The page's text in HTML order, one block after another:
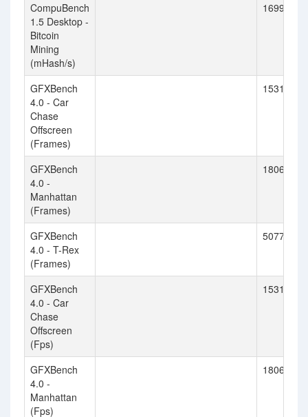
CompuBench
1.5 Desktop -
Bitcoin
Mining
(mHash/s)
1699.337
GFXBench
4.0 - Car
Chase
Offscreen
(Frames)
15315
GFXBench
4.0 -
Manhattan
(Frames)
18062
GFXBench
4.0 - T-Rex
(Frames)
50772
GFXBench
4.0 - Car
Chase
Offscreen
(Fps)
15315
GFXBench
4.0 -
Manhattan
(Fps)
18062